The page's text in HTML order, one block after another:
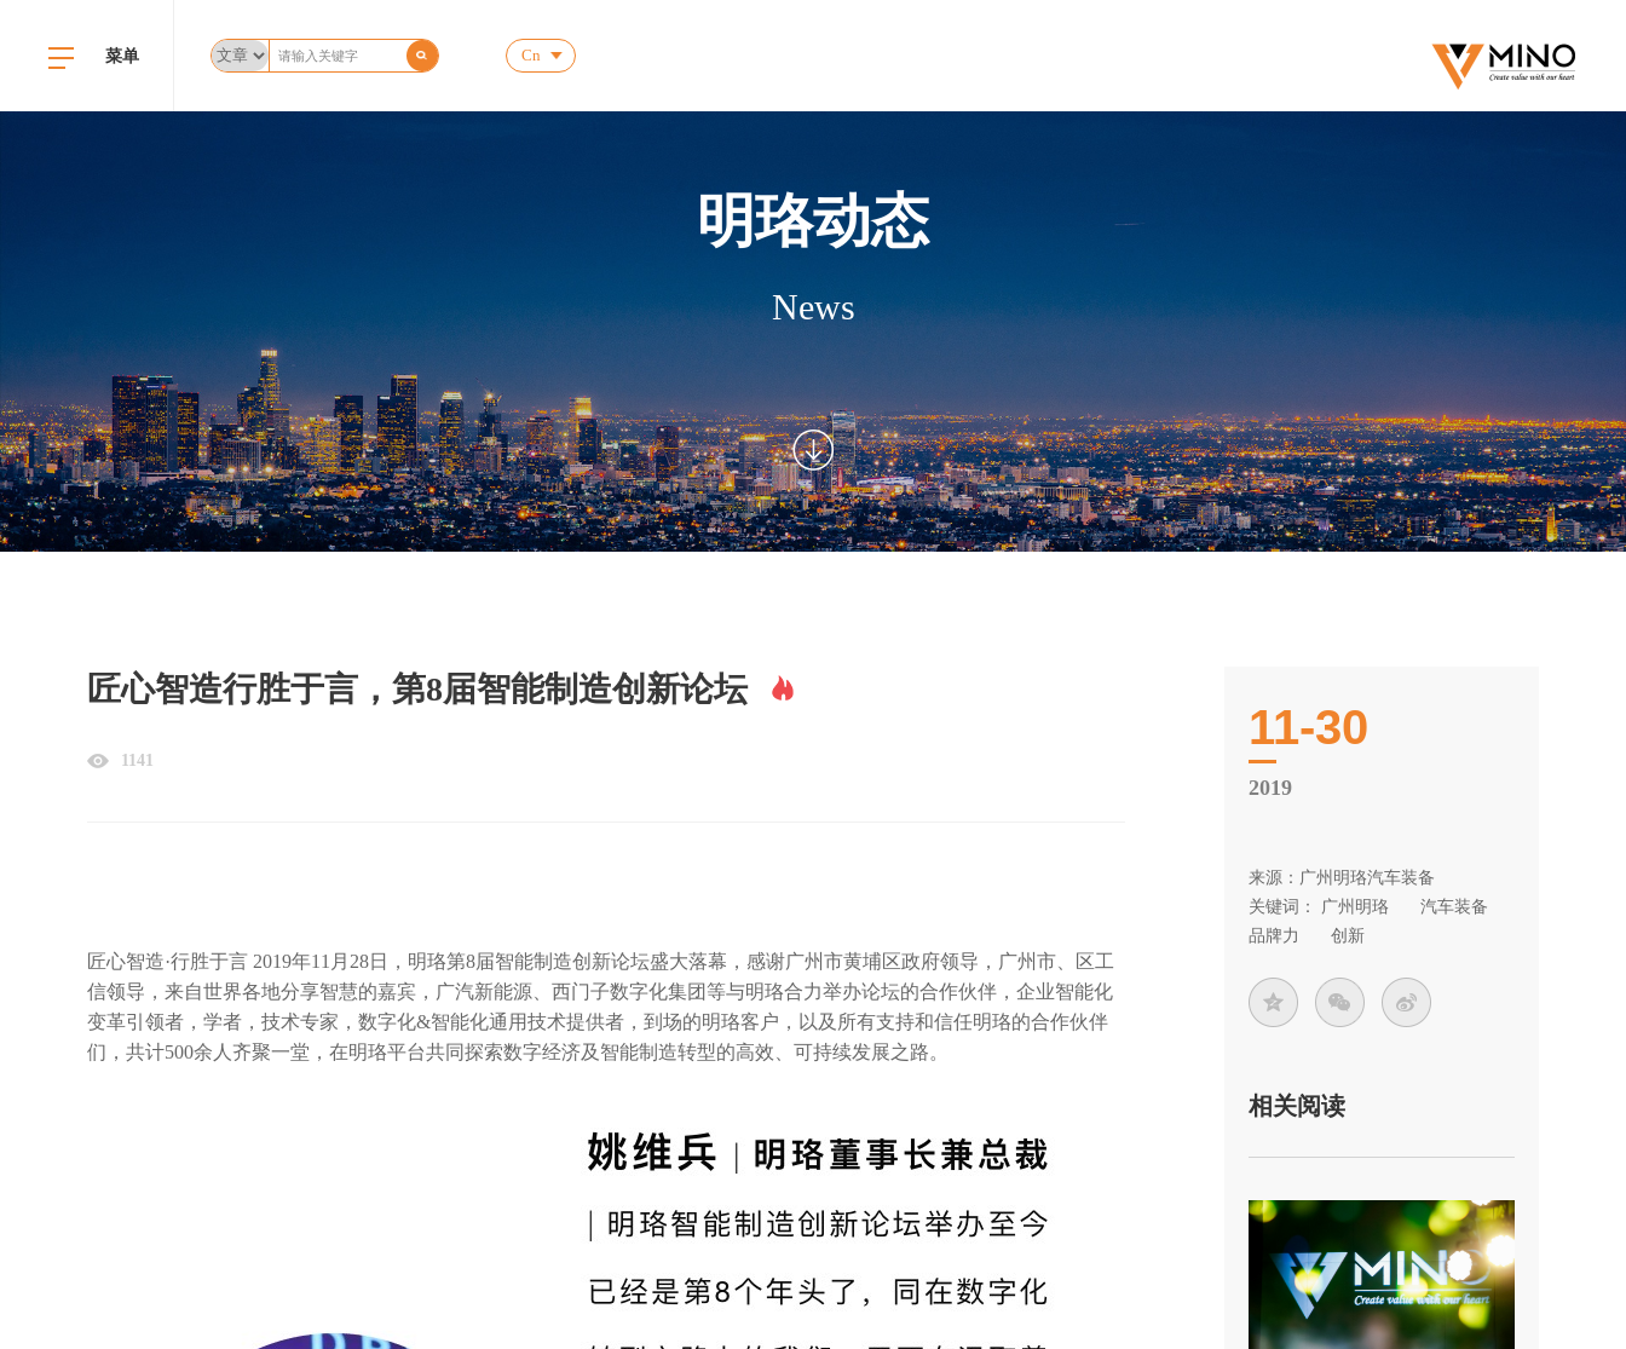
菜单 Cn
明珞动态
News
11-30
2019
来源：广州明珞汽车装备
关键词：
广州明珞
汽车装备
品牌力
创新
相关阅读
匠心智造行胜于言，第8届智能制造创新论坛
1141
匠心智造·行胜于言 2019年11月28日，明珞第8届智能制造创新论坛盛大落幕，感谢广州市黄埔区政府领导，广州市、区工
信领导，来自世界各地分享智慧的嘉宾，广汽新能源、西门子数字化集团等与明珞合力举办论坛的合作伙伴，企业智能化
变革引领者，学者，技术专家，数字化&智能化通用技术提供者，到场的明珞客户，以及所有支持和信任明珞的合作伙伴
们，共计500余人齐聚一堂，在明珞平台共同探索数字经济及智能制造转型的高效、可持续发展之路。